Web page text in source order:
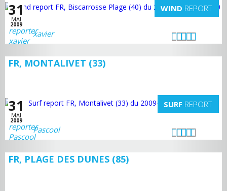
31
MAI
2009
WIND REPORT
xavier
FR, MONTALIVET (33)
31
MAI
2009
SURF REPORT
Pascool
FR, PLAGE DES DUNES (85)